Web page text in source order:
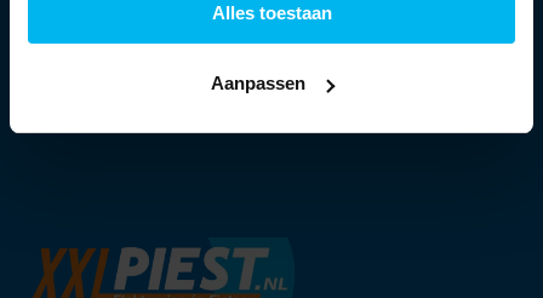
Alles toestaan
Aanpassen
09:30 - 18:00 uur